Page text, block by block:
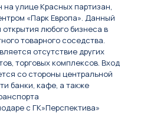
улице Красных партизан,
«Парк Европа». Данный
любого бизнеса в
товарного соседства.
отсутствие других
торговых комплексов. Вход
со стороны центральной
банки, кафе, а также
с ГК»Перспектива»